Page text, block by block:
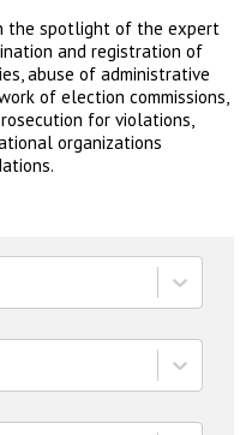
the spotlight of the expert
and registration of
abuse of administrative
of election commissions,
for violations,
organizations